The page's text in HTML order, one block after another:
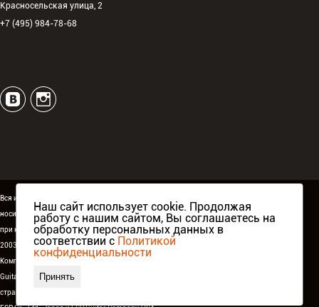
Красносельская улица, 2
+7 (495) 984-78-68
Вся информация, размещённая на сайте espguitars.ru,
носит исключительно информационный характер и ни
при каких условиях не является публичной офертой.
2003-2026 ©ESP Guitars . Все права защищены.
Компания Аваллон, официальный дистрибьютор
Guitars
в России,
странах СНГ и Балтии, а также при поддержке
Наш сайт использует cookie. Продолжая
работу с нашим сайтом, Вы соглашаетесь на
обработку персональных данных в
соответствии с Политикой
конфиденциальности
Принять